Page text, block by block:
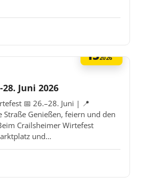
152026
Juni 2026
📅 26.–28. Juni | 📍
Straße Genießen, feiern und den
Crailsheimer Wirtefest
und…